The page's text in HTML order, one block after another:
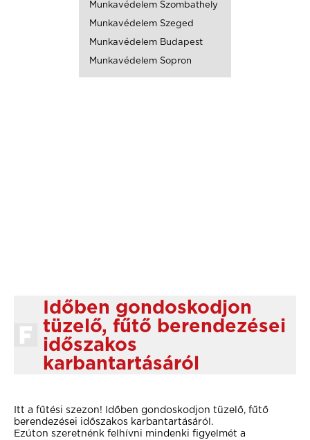
Munkavédelem Szombathely
Munkavédelem Szeged
Munkavédelem Budapest
Munkavédelem Sopron
Időben gondoskodjon
tüzelő, fűtő berendezései
időszakos
karbantartásáról
Itt a fűtési szezon! Időben gondoskodjon tüzelő, fűtő
berendezései időszakos karbantartásáról.
Ezúton szeretnénk felhívni mindenki figyelmét a